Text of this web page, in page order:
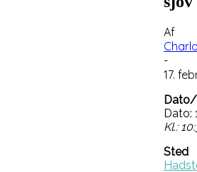
Af
-
17.
Kl.:
Sted